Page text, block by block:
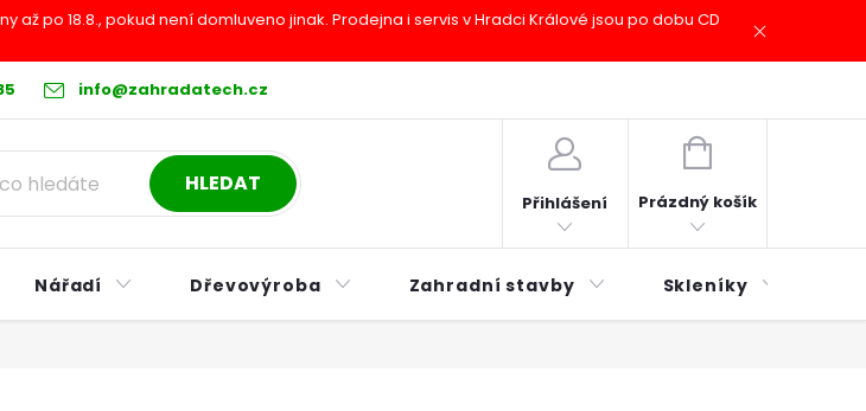
až po 18.8., pokud není domluveno jinak. Prodejna i servis v Hradci Králové jsou po dobu CD
info@zahradatech.cz
řád Postup při nákupu na splátky ESSOX
HLEDAT
Přihlášení
NÁKUPNÍ
Prázdný košík
Nářadí Dřevovýroba Zahradní stavby Skleníky